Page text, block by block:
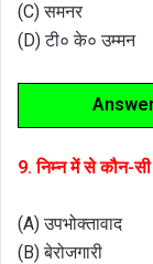
(C) समनर
(D) टी० के० उम्मन
9. निम्न में से कौन-सी
(A) उपभोक्तावाद
(B) बेरोजगारी